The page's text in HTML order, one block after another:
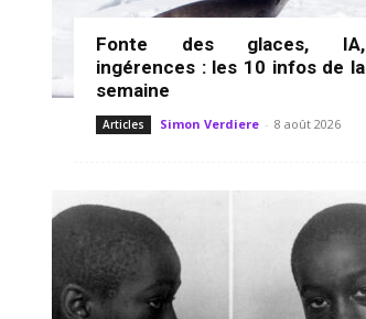
Fonte des glaces, IA,
ingérences : les 10 infos de la
semaine
Articles Simon Verdiere - 8 août 2026